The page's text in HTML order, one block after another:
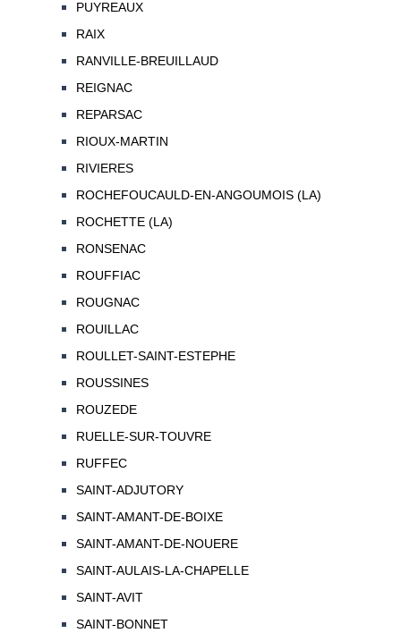
PUYREAUX
RAIX
RANVILLE-BREUILLAUD
REIGNAC
REPARSAC
RIOUX-MARTIN
RIVIERES
ROCHEFOUCAULD-EN-ANGOUMOIS (LA)
ROCHETTE (LA)
RONSENAC
ROUFFIAC
ROUGNAC
ROUILLAC
ROULLET-SAINT-ESTEPHE
ROUSSINES
ROUZEDE
RUELLE-SUR-TOUVRE
RUFFEC
SAINT-ADJUTORY
SAINT-AMANT-DE-BOIXE
SAINT-AMANT-DE-NOUERE
SAINT-AULAIS-LA-CHAPELLE
SAINT-AVIT
SAINT-BONNET